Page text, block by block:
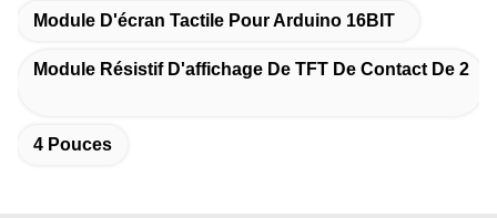
Module D'écran Tactile Pour Arduino 16BIT
Module Résistif D'affichage De TFT De Contact De 2
4 Pouces